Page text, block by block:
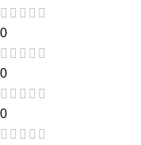
0
0
0